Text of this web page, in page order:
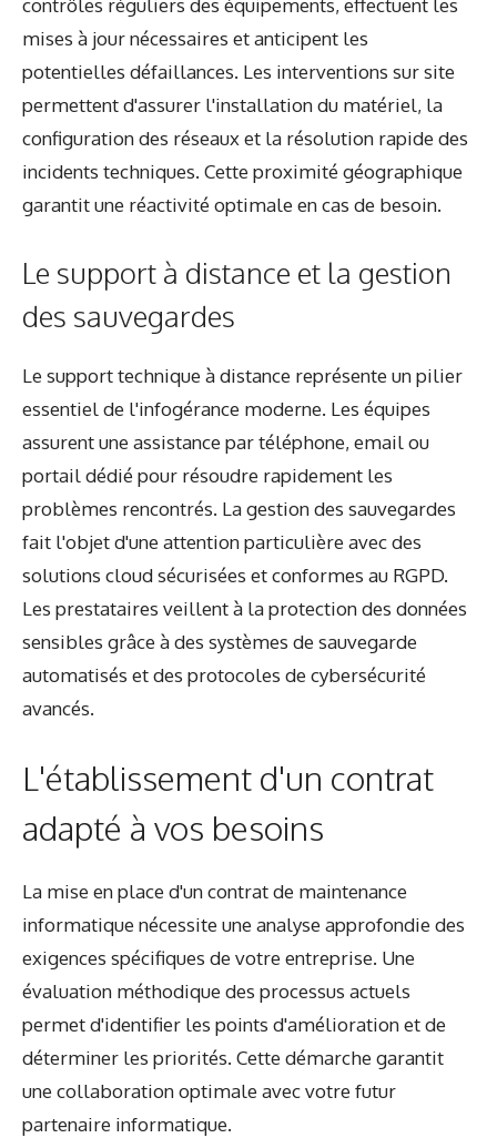
contrôles réguliers des équipements, effectuent les
mises à jour nécessaires et anticipent les
potentielles défaillances. Les interventions sur site
permettent d'assurer l'installation du matériel, la
configuration des réseaux et la résolution rapide des
incidents techniques. Cette proximité géographique
garantit une réactivité optimale en cas de besoin.
Le support à distance et la gestion
des sauvegardes
Le support technique à distance représente un pilier
essentiel de l'infogérance moderne. Les équipes
assurent une assistance par téléphone, email ou
portail dédié pour résoudre rapidement les
problèmes rencontrés. La gestion des sauvegardes
fait l'objet d'une attention particulière avec des
solutions cloud sécurisées et conformes au RGPD.
Les prestataires veillent à la protection des données
sensibles grâce à des systèmes de sauvegarde
automatisés et des protocoles de cybersécurité
avancés.
L'établissement d'un contrat
adapté à vos besoins
La mise en place d'un contrat de maintenance
informatique nécessite une analyse approfondie des
exigences spécifiques de votre entreprise. Une
évaluation méthodique des processus actuels
permet d'identifier les points d'amélioration et de
déterminer les priorités. Cette démarche garantit
une collaboration optimale avec votre futur
partenaire informatique.